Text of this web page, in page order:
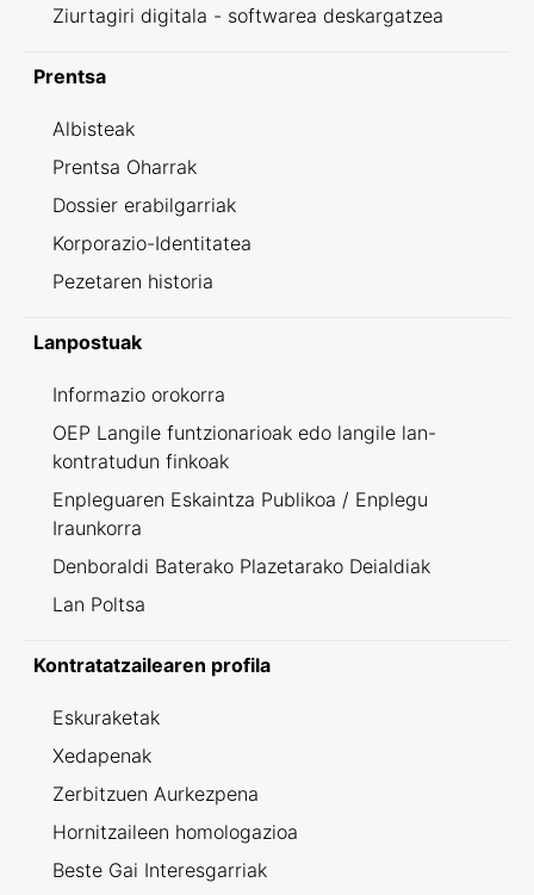
Ziurtagiri digitala - softwarea deskargatzea
Prentsa
Albisteak
Prentsa Oharrak
Dossier erabilgarriak
Korporazio-Identitatea
Pezetaren historia
Lanpostuak
Informazio orokorra
OEP Langile funtzionarioak edo langile lan-
kontratudun finkoak
Enpleguaren Eskaintza Publikoa / Enplegu
Iraunkorra
Denboraldi Baterako Plazetarako Deialdiak
Lan Poltsa
Kontratatzailearen profila
Eskuraketak
Xedapenak
Zerbitzuen Aurkezpena
Hornitzaileen homologazioa
Beste Gai Interesgarriak